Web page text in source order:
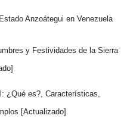
Anzoátegui en Venezuela
y Festividades de la Sierra
¿Qué es?, Características,
[Actualizado]